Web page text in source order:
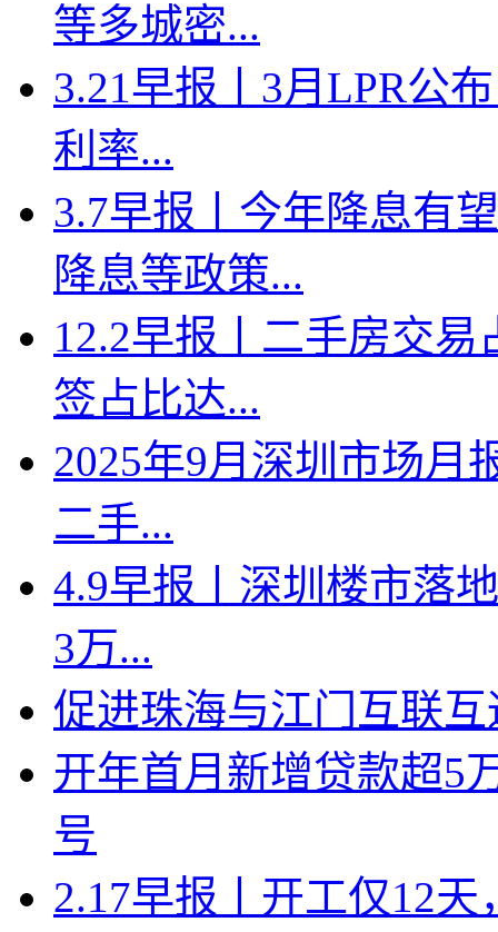
等多城密...
3.21早报丨3月LPR公
利率...
3.7早报丨今年降息有
降息等政策...
12.2早报丨二手房交
签占比达...
2025年9月深圳市场月
二手...
4.9早报丨深圳楼市落
3万...
促进珠海与江门互联
开年首月新增贷款超5
号
2.17早报丨开工仅12